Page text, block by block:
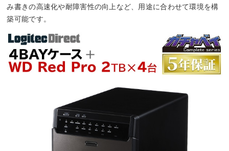
み書きの高速化や耐障害性の向上など、用途に合わせて環境を構
築可能です。